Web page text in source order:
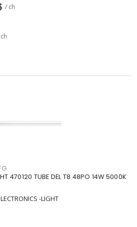
/ ch
ch
470120 TUBE DEL T8 48PO 14W 5000K
-LIGHT